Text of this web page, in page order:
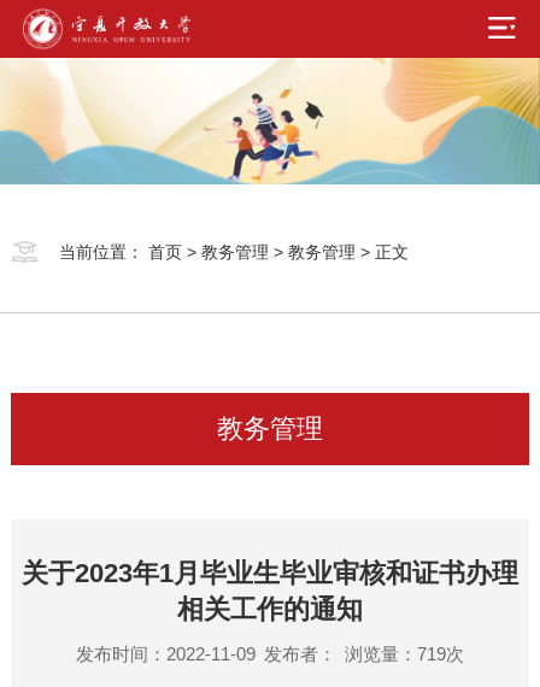
当前位置： 首页> 教务管理 > 教务管理 > 正文
教务管理
关于2023年1月毕业生毕业审核和证书办理
相关工作的通知
发布时间：2022-11-09 发布者： 浏览量： 719次